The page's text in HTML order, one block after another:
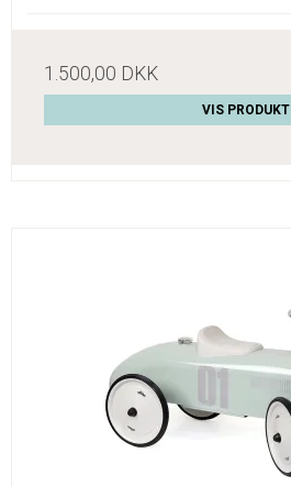
1.500,00 DKK
VIS PRODUKT